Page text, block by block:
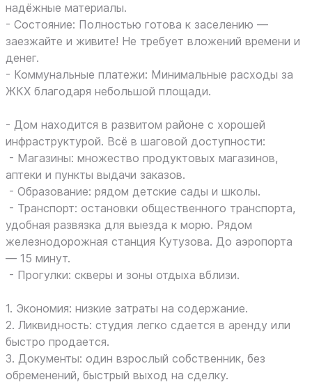
надёжные материалы.
- Состояние: Полностью готова к заселению —
заезжайте и живите! Не требует вложений времени и
денег.
- Коммунальные платежи: Минимальные расходы за
ЖКХ благодаря небольшой площади.
- Дом находится в развитом районе с хорошей
инфраструктурой. Всё в шаговой доступности:
- Магазины: множество продуктовых магазинов,
аптеки и пункты выдачи заказов.
- Образование: рядом детские сады и школы.
- Транспорт: остановки общественного транспорта,
удобная развязка для выезда к морю. Рядом
железнодорожная станция Кутузова. До аэропорта
— 15 минут.
- Прогулки: скверы и зоны отдыха вблизи.
1. Экономия: низкие затраты на содержание.
2. Ликвидность: студия легко сдается в аренду или
быстро продается.
3. Документы: один взрослый собственник, без
обременений, быстрый выход на сделку.